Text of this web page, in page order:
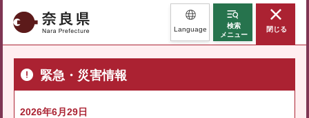
奈良県 Language
検索
メニュー
閉じる
緊急・災害情報
2026年6月29日